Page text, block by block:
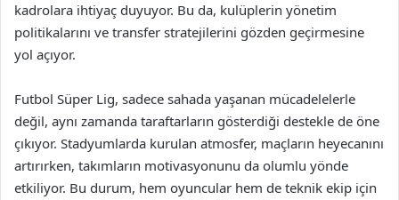
kadrolara ihtiyaç duyuyor. Bu da, kulüplerin yönetim
politikalarını ve transfer stratejilerini gözden geçirmesine
yol açıyor.
Futbol Süper Lig, sadece sahada yaşanan mücadelelerle
değil, aynı zamanda taraftarların gösterdiği destekle de öne
çıkıyor. Stadyumlarda kurulan atmosfer, maçların heyecanını
artırırken, takımların motivasyonunu da olumlu yönde
etkiliyor. Bu durum, hem oyuncular hem de teknik ekip için